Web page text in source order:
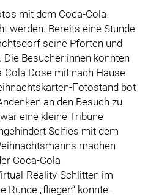
mit dem Coca-Cola
werden. Bereits eine Stunde
seine Pforten und
Besucher:innen konnten
Dose mit nach Hause
Fotostand bot
an den Besuch zu
eine kleine Tribüne
Selfies mit dem
machen
Coca-Cola
Reality-Schlitten im
Runde „fliegen“ konnte.